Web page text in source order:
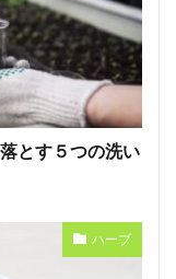
とす５つの洗い
ハーブ